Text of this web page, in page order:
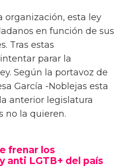
organización, esta ley
en función de sus
Tras estas
parar la
Según la portavoz de
García -Noblejas esta
anterior legislatura
no la quieren.
frenar los
anti LGTB+ del país